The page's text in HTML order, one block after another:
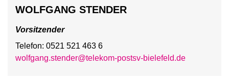
WOLFGANG STENDER
Vorsitzender
Telefon: 0521 521 463 6
wolfgang.stender@telekom-postsv-bielefeld.de